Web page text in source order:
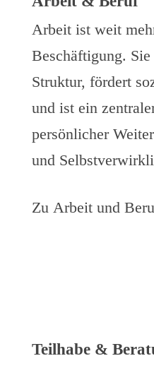
Arbeit ist weit
Beschäftigung.
Struktur, fördert
und ist ein
persönlicher
und
Zu Arbeit und
Teilhabe &